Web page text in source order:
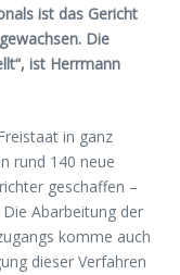
ist das Gericht
Die
ist Herrmann
in ganz
rund 140 neue
geschaffen –
Abarbeitung der
komme auch
dieser Verfahren